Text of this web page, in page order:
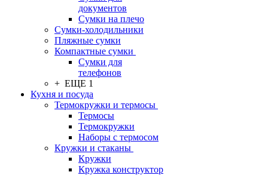
документов
Сумки на плечо
Сумки-холодильники
Пляжные сумки
Компактные сумки
Сумки для
телефонов
+ ЕЩЕ 1
Кухня и посуда
Термокружки и термосы
Термосы
Термокружки
Наборы с термосом
Кружки и стаканы
Кружки
Кружка конструктор